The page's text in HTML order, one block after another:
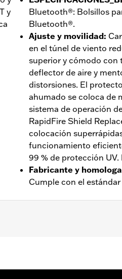
y
Bluetooth®: Bolsillos
Bluetooth®.
Ajuste y movilidad:
en el túnel de viento
superior y cómodo con
deflector de aire y
distorsiones. El
ahumado se coloca de
sistema de operación
RapidFire Shield
colocación
funcionamiento
99 % de protección
Fabricante y
Cumple con el